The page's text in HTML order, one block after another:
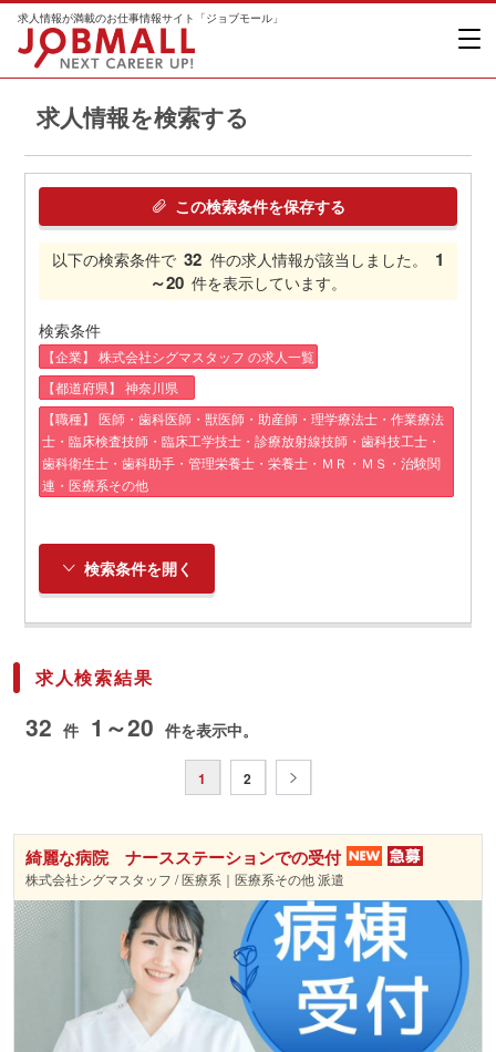
求人情報が満載のお仕事情報サイト「ジョブモール」
求人情報を検索する
この検索条件を保存する
以下の検索条件で 32 件の求人情報が該当しました。
1
～20 件を表示しています。
検索条件
【企業】 株式会社シグマスタッフ の求人一覧
【都道府県】 神奈川県
【職種】 医師・歯科医師・獣医師・助産師・理学療法士・作業療法
士・臨床検査技師・臨床工学技士・診療放射線技師・歯科技工士・
歯科衛生士・歯科助手・管理栄養士・栄養士・ＭＲ・ＭＳ・治験関
連・医療系その他
検索条件を開く
求人検索結果
32 件 1～20 件を表示中。
1 2
綺麗な病院 ナースステーションでの受付
株式会社シグマスタッフ / 医療系｜医療系その他 派遣